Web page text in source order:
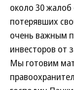
около 30
потерявших
очень важным
инвесторов от
Мы готовим